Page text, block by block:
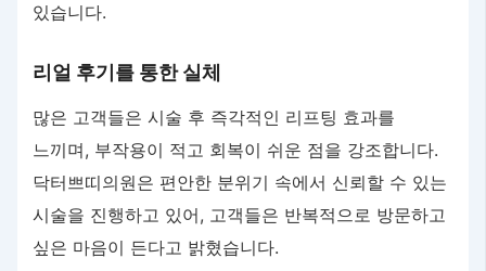
있습니다.
리얼 후기를 통한 실체
많은 고객들은 시술 후 즉각적인 리프팅 효과를
느끼며, 부작용이 적고 회복이 쉬운 점을 강조합니다.
닥터쁘띠의원은 편안한 분위기 속에서 신뢰할 수 있는
시술을 진행하고 있어, 고객들은 반복적으로 방문하고
싶은 마음이 든다고 밝혔습니다.